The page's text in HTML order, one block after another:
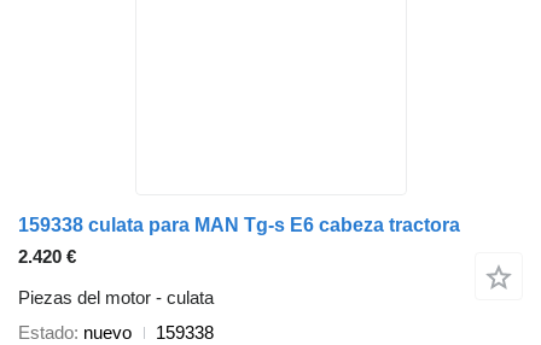
159338 culata para MAN Tg-s E6 cabeza tractora
2.420 €
Piezas del motor - culata
Estado nuevo
159338